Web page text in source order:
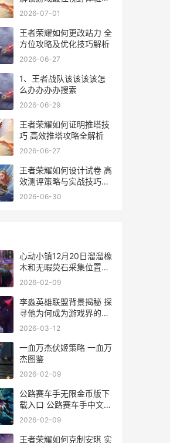
南
2026-07-01
王者荣耀如何更改站力 全
方位攻略及优化技巧解析
2026-06-27
1、王者战队该该该该怎
么办办办办搜索
2026-06-29
王者荣耀如何证明推塔技
巧 高效推塔攻略全解析
2026-06-27
王者荣耀如何设计试卷 高
效测评策略与实战技巧解
析
2026-06-30
心动小镇12月20日溜溜橡
木和无暇荧石采集位置策
略 心动小镇12月27日兑
2026-02-09
李淼英雄联盟背景揭秘 探
寻他为何成为游戏界的璀
璨明星
2026-03-12
一血万杰伏姬策略 一血万
杰图鉴
2026-02-09
公路赛车手无限金币版下
载入口 公路赛车手中文破
解版
2026-02-09
王者荣耀如何克制安琪 实